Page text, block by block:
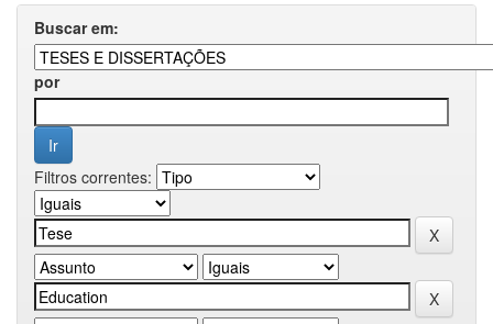
Buscar em:
por
Filtros correntes: